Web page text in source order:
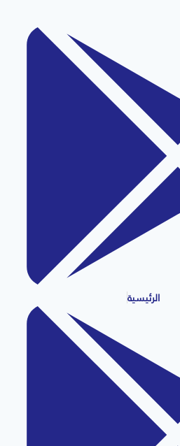
الرئيسية